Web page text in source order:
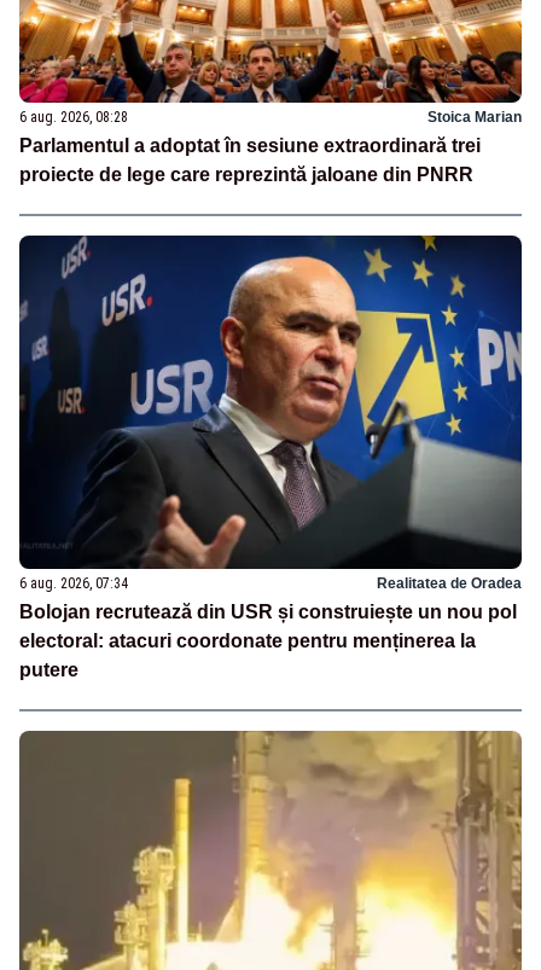
6 aug. 2026, 08:28 Stoica Marian
Parlamentul a adoptat în sesiune extraordinară trei
proiecte de lege care reprezintă jaloane din PNRR
6 aug. 2026, 07:34 Realitatea de Oradea
Bolojan recrutează din USR și construiește un nou pol
electoral: atacuri coordonate pentru menținerea la
putere